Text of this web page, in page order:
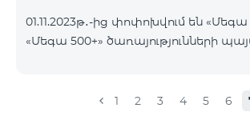
01.11.2023թ․-ից փոփոխվում են «Մեգա
«Մեգա 500+» ծառայությունների
չսպառված ինտերնետի մնացորդը
1 2 3 4 5 6